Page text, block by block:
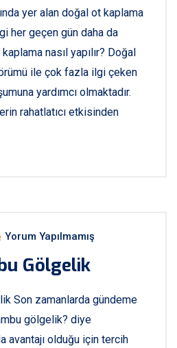
yer alan doğal ot kaplama
her geçen gün daha da
nasıl yapılır? Doğal
ile çok fazla ilgi çeken
yardımcı olmaktadır.
rahatlatıcı etkisinden
Yorum Yapılmamış
Gölgelik
Son zamanlarda gündeme
gölgelik? diye
avantajı olduğu için tercih